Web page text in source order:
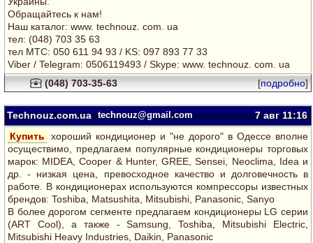
Обращайтесь к нам!
Наш каталог: www. technouz. com. ua
тел: (048) 703 35 63
тел MTC: 050 611 94 93 / KS: 097 893 77 33
Viber / Telegram: 0506119493 / Skype: www. technouz. com. ua
(048) 703-35-63
[подробно]
Technouz.com.ua technouz@gmail.com 7 авг11:16
Купить
хороший кондиционер и "не дорого" в Одессе вполне
осуществимо, предлагаем популярные кондиционеры торговых
марок: MIDEA, Cooper & Hunter, GREE, Sensei, Neoclima, Idea и
др. - низкая цена, превосходное качество и долговечность в
работе. В кондиционерах используются компрессоры известных
брендов: Toshiba, Matsushita, Mitsubishi, Panasonic, Sanyo
В более дорогом сегменте предлагаем кондиционеры LG серии
(ART Cool), а также - Samsung, Toshiba, Mitsubishi Electric,
Mitsubishi Heavy Industries, Daikin, Panasonic